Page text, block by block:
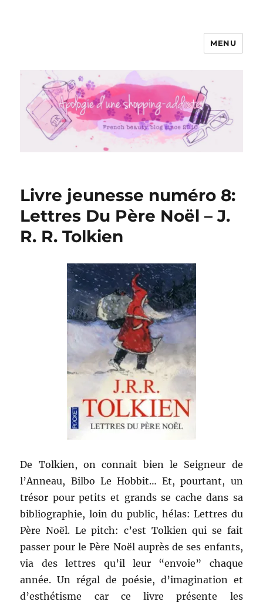
Apologie d'une Shopping-addicte
MENU
Livre jeunesse numéro 8:
Lettres Du Père Noël – J.
R. R. Tolkien
De Tolkien, on connait bien le Seigneur de
l’Anneau, Bilbo Le Hobbit… Et, pourtant, un
trésor pour petits et grands se cache dans sa
bibliographie, loin du public, hélas: Lettres du
Père Noël. Le pitch: c’est Tolkien qui se fait
passer pour le Père Noël auprès de ses enfants,
via des lettres qu’il leur “envoie” chaque
année. Un régal de poésie, d’imagination et
d’esthétisme car ce livre présente les